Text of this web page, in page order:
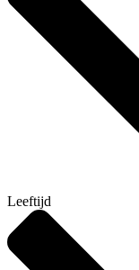
Leeftijd